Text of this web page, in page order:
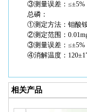
③测量误差：≤±5%
总磷：
①测定方法：钼酸
②测定范围：
③测量误差：≤±5%
④消解温度：
相关产品